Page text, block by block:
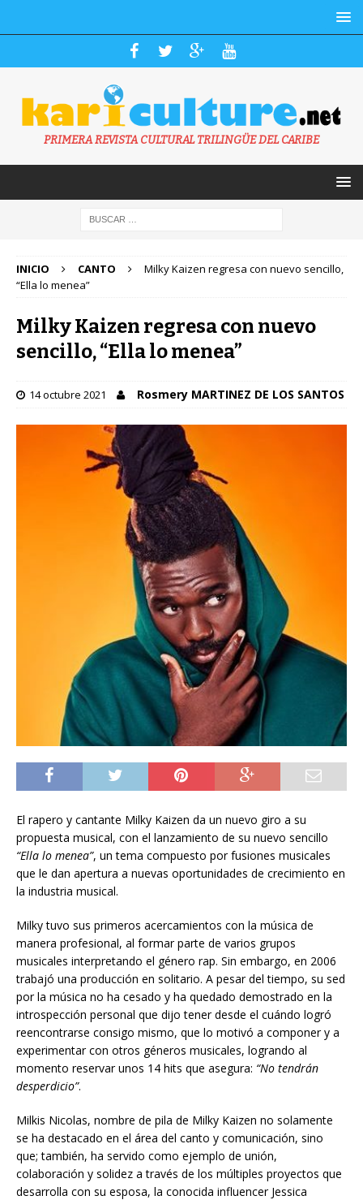
PRIMERA REVISTA CULTURAL TRILINGÜE DEL CARIBE
INICIO CANTO
Milky Kaizen regresa con nuevo sencillo,
“Ella lo menea”
Milky Kaizen regresa con nuevo
sencillo, “Ella lo menea”
14 octubre 2021 Rosmery MARTINEZ DE LOS SANTOS
El rapero y cantante Milky Kaizen da un nuevo giro a su
propuesta musical, con el lanzamiento de su nuevo sencillo
“Ella lo menea”, un tema compuesto por fusiones musicales
que le dan apertura a nuevas oportunidades de crecimiento en
la industria musical.
Milky tuvo sus primeros acercamientos con la música de
manera profesional, al formar parte de varios grupos
musicales interpretando el género rap. Sin embargo, en 2006
trabajó una producción en solitario. A pesar del tiempo, su sed
por la música no ha cesado y ha quedado demostrado en la
introspección personal que dijo tener desde el cuándo logró
reencontrarse consigo mismo, que lo motivó a componer y a
experimentar con otros géneros musicales, logrando al
momento reservar unos 14 hits que asegura: “No tendrán
desperdicio”.
Milkis Nicolas, nombre de pila de Milky Kaizen no solamente
se ha destacado en el área del canto y comunicación, sino
que; también, ha servido como ejemplo de unión,
colaboración y solidez a través de los múltiples proyectos que
desarrolla con su esposa, la conocida influencer Jessica